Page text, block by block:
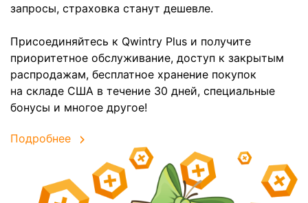
запросы, страховка станут дешевле.
Присоединяйтесь к Qwintry Plus и получите
приоритетное обслуживание, доступ к закрытым
распродажам, бесплатное хранение покупок
на складе США в течение 30 дней, специальные
бонусы и многое другое!
Подробнее